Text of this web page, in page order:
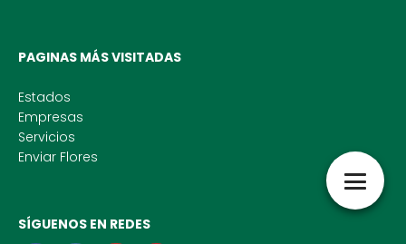
PAGINAS MÁS VISITADAS
Estados
Empresas
Servicios
Enviar Flores
SÍGUENOS EN REDES